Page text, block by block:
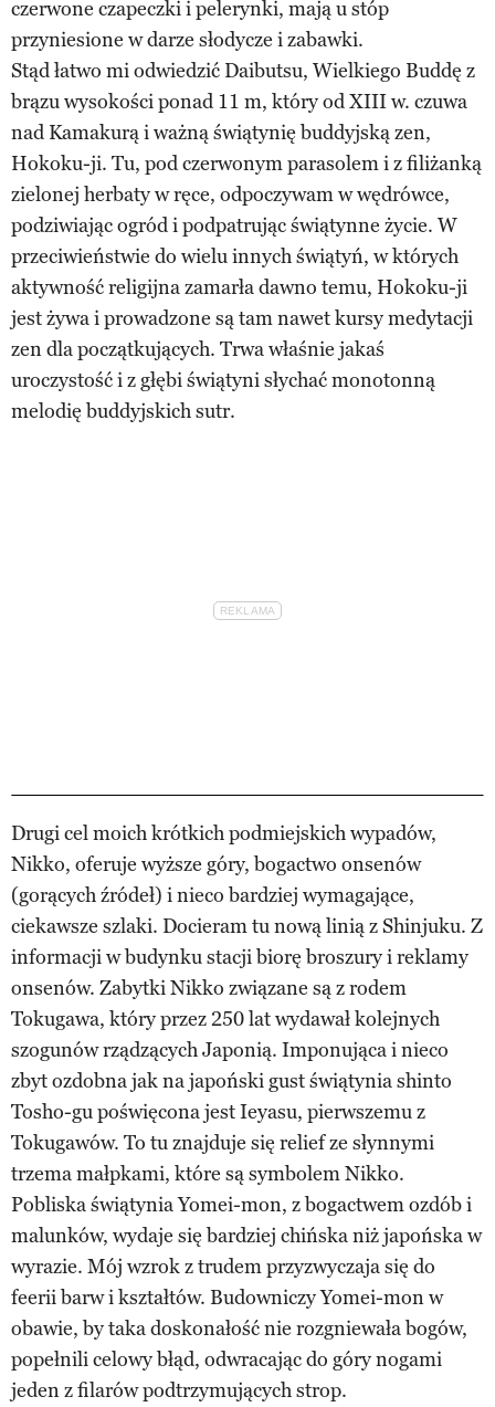
czerwone czapeczki i pelerynki, mają u stóp
przyniesione w darze słodycze i zabawki.
Stąd łatwo mi odwiedzić Daibutsu, Wielkiego Buddę z
brązu wysokości ponad 11 m, który od XIII w. czuwa
nad Kamakurą i ważną świątynię buddyjską zen,
Hokoku-ji. Tu, pod czerwonym parasolem i z filiżanką
zielonej herbaty w ręce, odpoczywam w wędrówce,
podziwiając ogród i podpatrując świątynne życie. W
przeciwieństwie do wielu innych świątyń, w których
aktywność religijna zamarła dawno temu, Hokoku-ji
jest żywa i prowadzone są tam nawet kursy medytacji
zen dla początkujących. Trwa właśnie jakaś
uroczystość i z głębi świątyni słychać monotonną
melodię buddyjskich sutr.
Drugi cel moich krótkich podmiejskich wypadów,
Nikko, oferuje wyższe góry, bogactwo onsenów
(gorących źródeł) i nieco bardziej wymagające,
ciekawsze szlaki. Docieram tu nową linią z Shinjuku. Z
informacji w budynku stacji biorę broszury i reklamy
onsenów. Zabytki Nikko związane są z rodem
Tokugawa, który przez 250 lat wydawał kolejnych
szogunów rządzących Japonią. Imponująca i nieco
zbyt ozdobna jak na japoński gust świątynia shinto
Tosho-gu poświęcona jest Ieyasu, pierwszemu z
Tokugawów. To tu znajduje się relief ze słynnymi
trzema małpkami, które są symbolem Nikko.
Pobliska świątynia Yomei-mon, z bogactwem ozdób i
malunków, wydaje się bardziej chińska niż japońska w
wyrazie. Mój wzrok z trudem przyzwyczaja się do
feerii barw i kształtów. Budowniczy Yomei-mon w
obawie, by taka doskonałość nie rozgniewała bogów,
popełnili celowy błąd, odwracając do góry nogami
jeden z filarów podtrzymujących strop.